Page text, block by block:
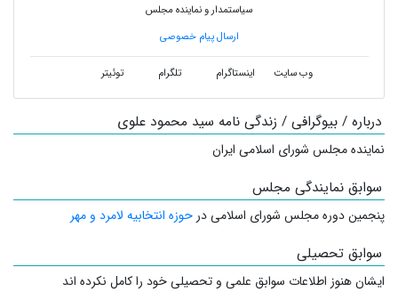
سیاستمدار و نماینده مجلس
ارسال پیام خصوصی
وب سایت اینستاگرام تلگرام توئیتر
درباره / بیوگرافی / زندگی نامه سید محمود علوی
نماینده مجلس شورای اسلامی ایران
سوابق نمایندگی مجلس
پنجمین دوره مجلس شورای اسلامی در حوزه انتخابیه لامرد و مهر
سوابق تحصیلی
ایشان هنوز اطلاعات سوابق علمی و تحصیلی خود را کامل نکرده اند